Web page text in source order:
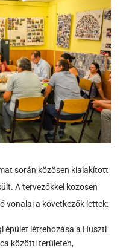
során közösen kialakított
A tervezőkkel közösen
vonalai a következők lettek:
épület létrehozása a Huszti
közötti területen,